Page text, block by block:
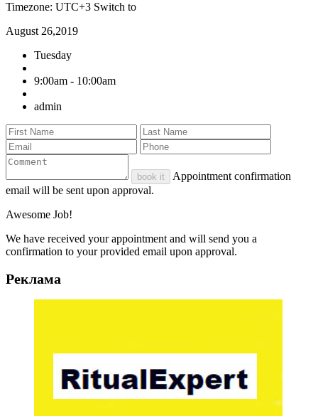
Timezone: UTC+3 Switch to
August 26,2019
Tuesday
9:00am - 10:00am
admin
book it
Appointment confirmation
email will be sent upon approval.
Awesome Job!
We have received your appointment and will send you a
confirmation to your provided email upon approval.
Реклама